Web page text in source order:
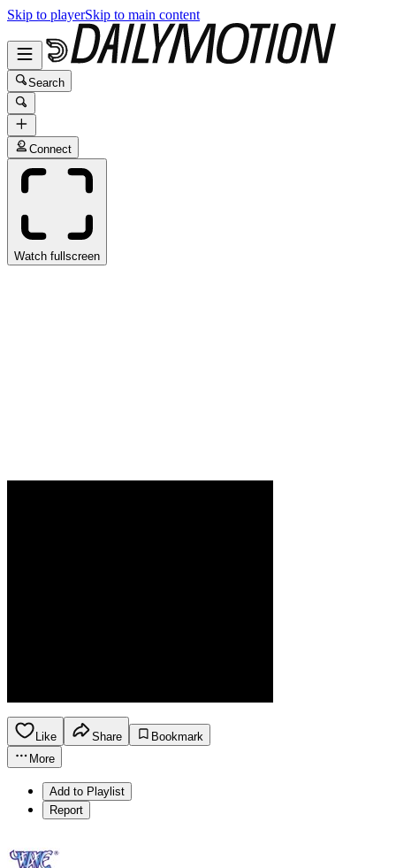
Skip to playerSkip to main content
Search
Connect
Watch fullscreen
Like Share
Bookmark
More
Add to Playlist
Report